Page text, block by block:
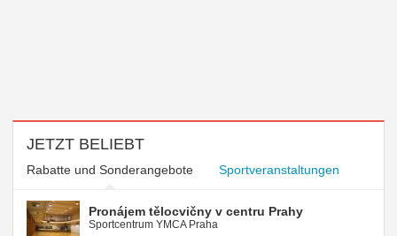
JETZT BELIEBT
Rabatte und Sonderangebote Sportveranstaltungen
Pronájem tělocvičny v centru Prahy
Sportcentrum YMCA Praha